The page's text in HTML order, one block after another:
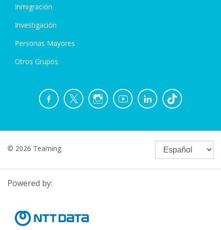
Inmigración
Investigación
Personas Mayores
Otros Grupos
© 2026 Teaming
Powered by: